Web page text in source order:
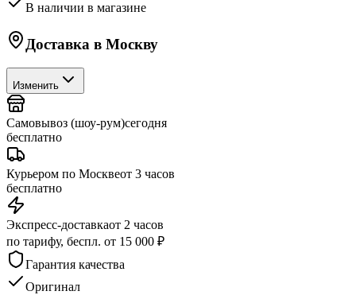
В наличии в магазине
Доставка в Москву
Изменить
Самовывоз (шоу-рум)сегодня
бесплатно
Курьером по Москвеот 3 часов
бесплатно
Экспресс-доставкаот 2 часов
по тарифу, беспл. от 15 000 ₽
Гарантия качества
Оригинал